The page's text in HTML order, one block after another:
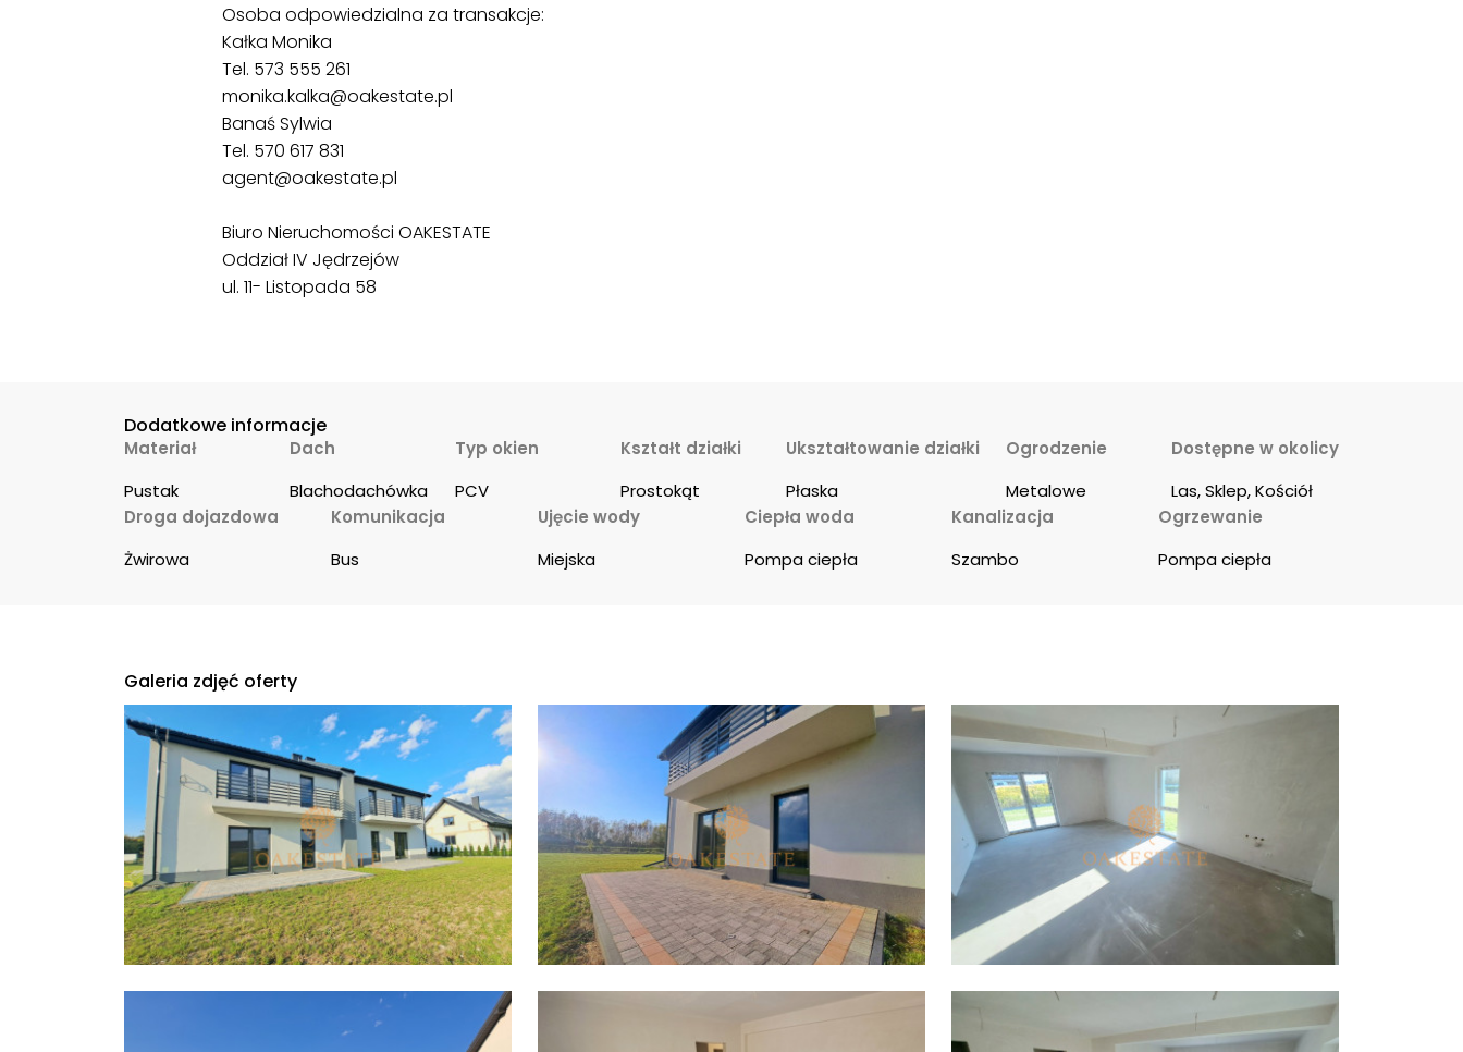
Osoba odpowiedzialna za transakcje:
Kałka Monika
Tel. 573 555 261
monika.kalka@oakestate.pl
Banaś Sylwia
Tel. 570 617 831
agent@oakestate.pl
Biuro Nieruchomości OAKESTATE
Oddział IV Jędrzejów
ul. 11- Listopada 58
Dodatkowe informacje
Materiał
Pustak
Dach
Blachodachówka
Typ okien
PCV
Kształt działki
Prostokąt
Ukształtowanie działki
Płaska
Ogrodzenie
Metalowe
Dostępne w okolicy
Las, Sklep, Kościół
Droga dojazdowa
Żwirowa
Komunikacja
Bus
Ujęcie wody
Miejska
Ciepła woda
Pompa ciepła
Kanalizacja
Szambo
Ogrzewanie
Pompa ciepła
Galeria zdjęć oferty